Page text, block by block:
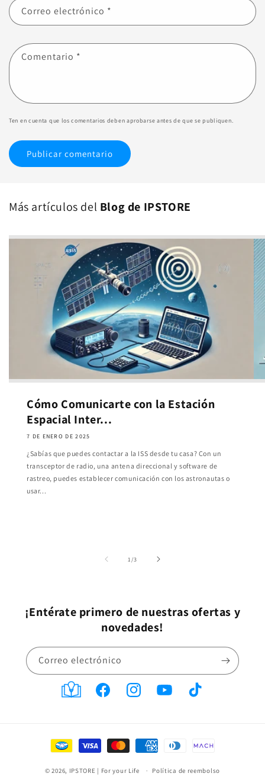
Correo electrónico *
Comentario *
Ten en cuenta que los comentarios deben aprobarse antes de que se publiquen.
Más artículos del Blog de IPSTORE
Cómo Comunicarte con la Estación
Espacial Inter...
7 DE ENERO DE 2025
¿Sabías que puedes contactar a la ISS desde tu casa? Con un
transceptor de radio, una antena direccional y software de
rastreo, puedes establecer comunicación con los astronautas o
usar...
1/de
3
¡Entérate primero de nuestras ofertas y
novedades!
Correo electrónico
Translation
MX.general.social.links.blog
FacebookInstagramYouTube TikTok
Formas
pago
© 2026, IPSTORE | For your Life Política de reembolso